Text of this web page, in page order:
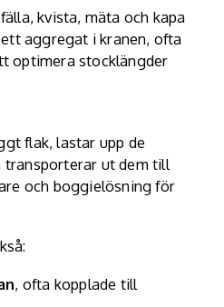
kvista, mäta och kapa
aggregat i kranen, ofta
optimera stocklängder
flak, lastar upp de
transporterar ut dem till
och boggielösning för
, ofta kopplade till